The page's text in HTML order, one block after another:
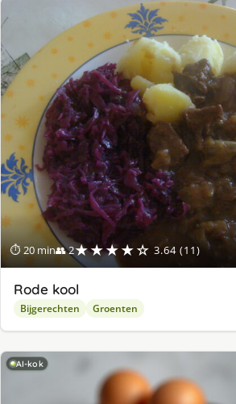
⏱ 20 min👥 2★★★★☆ 3.64 (11)
Rode kool
Bijgerechten Groenten
AI-kok